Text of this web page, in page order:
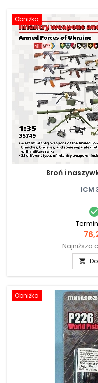
Obniżka
Broń i
ICM
Najniższa

Obniżka